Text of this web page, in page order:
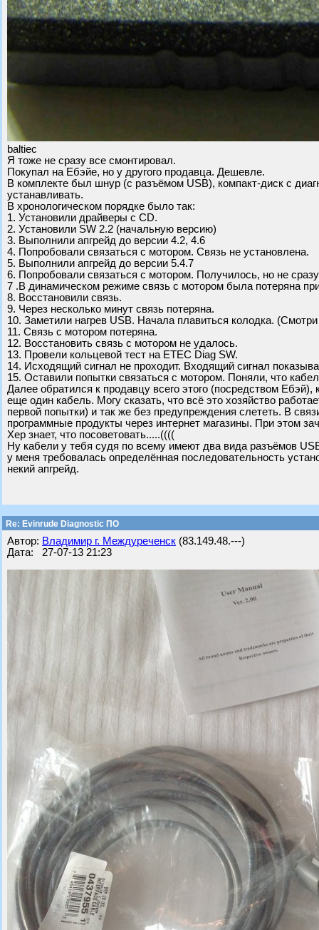
baltiec
Я тоже не сразу все смонтировал.
Покупал на Ебэйе, но у другого продавца. Дешевле.
В комплекте был шнур (с разъёмом USB), компакт-диск с
устанавливать.
В хронологическом порядке было так:
1. Установили драйверы с CD.
2. Установили SW 2.2 (начальную версию)
3. Выполнили апгрейд до версии 4.2, 4.6
4. Попробовали связаться с мотором. Связь не установлена.
5. Выполнили апгрейд до версии 5.4.7
6. Попробовали связаться с мотором. Получилось, но не
7 .В динамическом режиме связь с мотором была потеряна
8. Восстановили связь.
9. Через несколько минут связь потеряна.
10. Заметили нагрев USB. Начала плавиться колодка.
11. Связь с мотором потеряна.
12. Восстановить связь с мотором не удалось.
13. Провели кольцевой тест на ETEC Diag SW.
14. Исходящий сигнал не проходит. Входящий сигнал
15. Оставили попытки связаться с мотором. Поняли, что
Далее обратился к продавцу всего этого (посредством
еще один кабель. Могу сказать, что всё это хозяйство
первой попытки) и так же без предупреждения слететь. В
программные продукты через интернет магазины. При этом
Хер знает, что посоветовать.....((((
Ну кабели у тебя судя по всему имеют два вида разъёмов
у меня требовалась определённая последовательность
некий апгрейд.
Re: Evinrude Diagnostic ПО
Автор: Владимир г. Междуреченск (83.149.48.---)
Дата: 27-07-13 21:23